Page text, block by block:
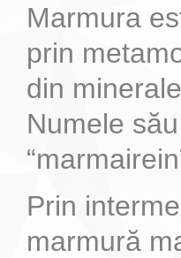
Marmura
prin
din
Numele
Prin
marmură